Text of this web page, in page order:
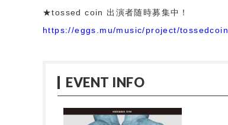
★tossed coin 出演者随時募集中！
https://eggs.mu/music/project/tossedcoin
EVENT INFO